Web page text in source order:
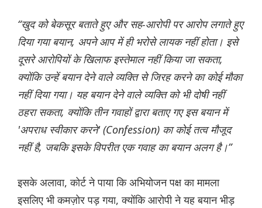
“खुद को बेकसूर बताते हुए और सह-आरोपी पर आरोप लगाते हुए
दिया गया बयान, अपने आप में ही भरोसे लायक नहीं होता। इसे
दूसरे आरोपियों के खिलाफ इस्तेमाल नहीं किया जा सकता,
क्योंकि उन्हें बयान देने वाले व्यक्ति से जिरह करने का कोई मौका
नहीं दिया गया। यह बयान देने वाले व्यक्ति को भी दोषी नहीं
ठहरा सकता, क्योंकि तीन गवाहों द्वारा बताए गए इस बयान में
'अपराध स्वीकार करने' (Confession) का कोई तत्व मौजूद
नहीं है, जबकि इसके विपरीत एक गवाह का बयान अलग है।”
इसके अलावा, कोर्ट ने पाया कि अभियोजन पक्ष का मामला
इसलिए भी कमज़ोर पड़ गया, क्योंकि आरोपी ने यह बयान भीड़